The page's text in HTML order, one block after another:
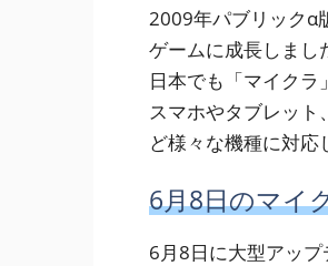
2009年パブリックα
ゲームに成長しまし
日本でも「マイクラ
スマホやタブレッ
ど様々な機種に対応
6月8日のマイ
6月8日に大型アッ